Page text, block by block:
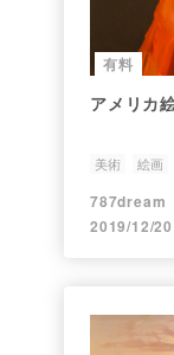
有料
アメリカ
美術 絵画
787dream
2019/12/20